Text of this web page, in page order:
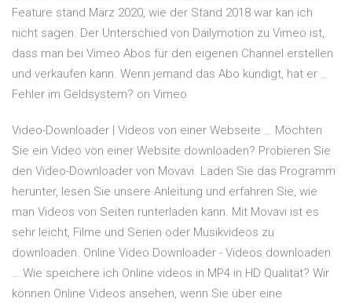
Feature stand März 2020, wie der Stand 2018 war kan ich
nicht sagen. Der Unterschied von Dailymotion zu Vimeo ist,
dass man bei Vimeo Abos für den eigenen Channel erstellen
und verkaufen kann. Wenn jemand das Abo kündigt, hat er …
Fehler im Geldsystem? on Vimeo
Video-Downloader | Videos von einer Webseite … Möchten
Sie ein Video von einer Website downloaden? Probieren Sie
den Video-Downloader von Movavi. Laden Sie das Programm
herunter, lesen Sie unsere Anleitung und erfahren Sie, wie
man Videos von Seiten runterladen kann. Mit Movavi ist es
sehr leicht, Filme und Serien oder Musikvideos zu
downloaden. Online Video Downloader - Videos downloaden
… Wie speichere ich Online videos in MP4 in HD Qualität? Wir
können Online Videos ansehen, wenn Sie über eine